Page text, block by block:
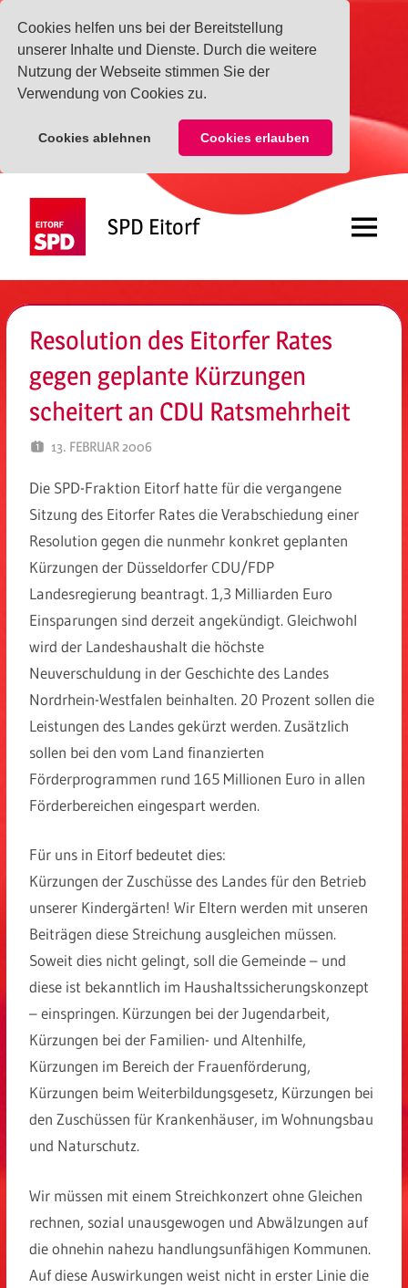
Cookies helfen uns bei der Bereitstellung
unserer Inhalte und Dienste. Durch die weitere
Nutzung der Webseite stimmen Sie der
Verwendung von Cookies zu.
Cookies ablehnen Cookies erlauben
springen
SPD Eitorf Menü
Resolution des Eitorfer Rates
gegen geplante Kürzungen
scheitert an CDU Ratsmehrheit
13. FEBRUAR 2006
Die SPD-Fraktion Eitorf hatte für die vergangene
Sitzung des Eitorfer Rates die Verabschiedung einer
Resolution gegen die nunmehr konkret geplanten
Kürzungen der Düsseldorfer CDU/FDP
Landesregierung beantragt. 1,3 Milliarden Euro
Einsparungen sind derzeit angekündigt. Gleichwohl
wird der Landeshaushalt die höchste
Neuverschuldung in der Geschichte des Landes
Nordrhein-Westfalen beinhalten. 20 Prozent sollen die
Leistungen des Landes gekürzt werden. Zusätzlich
sollen bei den vom Land finanzierten
Förderprogrammen rund 165 Millionen Euro in allen
Förderbereichen eingespart werden.
Für uns in Eitorf bedeutet dies:
Kürzungen der Zuschüsse des Landes für den Betrieb
unserer Kindergärten! Wir Eltern werden mit unseren
Beiträgen diese Streichung ausgleichen müssen.
Soweit dies nicht gelingt, soll die Gemeinde – und
diese ist bekanntlich im Haushaltssicherungskonzept
– einspringen. Kürzungen bei der Jugendarbeit,
Kürzungen bei der Familien- und Altenhilfe,
Kürzungen im Bereich der Frauenförderung,
Kürzungen beim Weiterbildungsgesetz, Kürzungen bei
den Zuschüssen für Krankenhäuser, im Wohnungsbau
und Naturschutz.
Wir müssen mit einem Streichkonzert ohne Gleichen
rechnen, sozial unausgewogen und Abwälzungen auf
die ohnehin nahezu handlungsunfähigen Kommunen.
Auf diese Auswirkungen weist nicht in erster Linie die